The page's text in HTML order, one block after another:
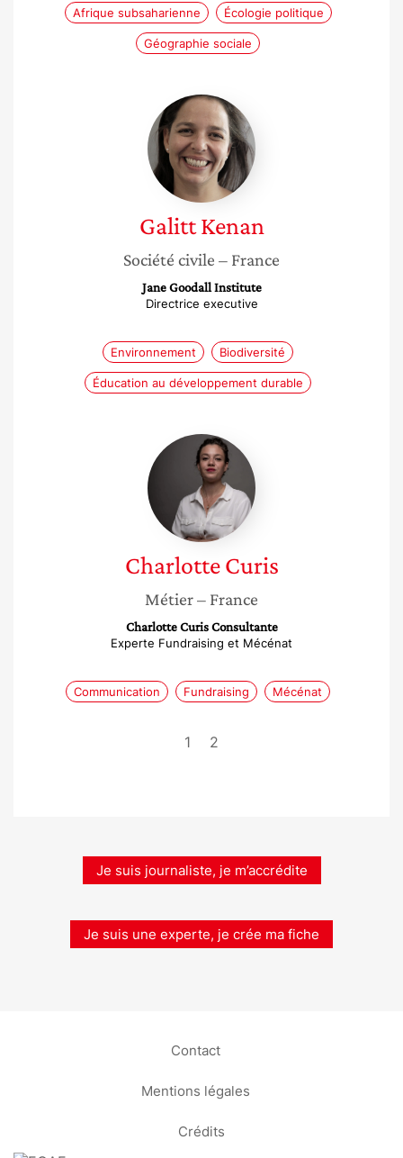
Afrique subsaharienne Écologie politique
Géographie sociale
Galitt
Kenan
Galitt Kenan
Société civile – France
Jane Goodall Institute
Directrice executive
Environnement Biodiversité
Éducation au développement durable
Charlotte
Curis
Charlotte Curis
Métier– France
Charlotte Curis Consultante
Experte Fundraising et Mécénat
Communication Fundraising Mécénat
1 2
Je suis journaliste, je m’accrédite
Je suis une experte, je crée ma fiche
Contact
Mentions légales
Crédits